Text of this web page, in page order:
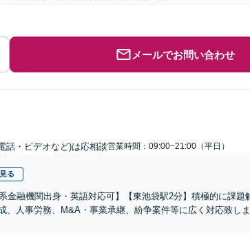
メールでお問い合わせ
話・ビデオなど)は応相談営業時間：09:00~21:00（平日）
る
金融機関出身・英語対応可】【東池袋駅2分】積極的に課題
、人事労務、M&A・事業承継、紛争案件等に広く対応致し